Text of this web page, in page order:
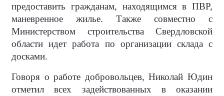
предоставить гражданам, находящимся в ПВР,
маневренное жилье. Также совместно с
Министерством строительства Свердловской
области идет работа по организации склада с
досками.
Говоря о работе добровольцев, Николай Юдин
отметил всех задействованных в оказании